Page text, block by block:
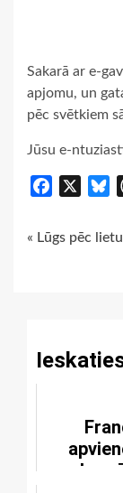
Sakarā ar e-
apjomu, un
pēc svētkiem
Jūsu e-
Facebook
« Lūgs pēc